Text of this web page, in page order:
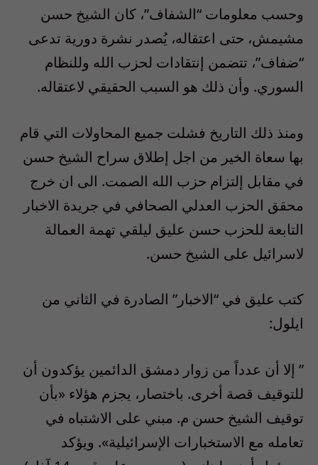
وحسب معلومات “الشفاف”، كان الشيخ حسن
مشيمش، حتى اعتقاله، يُصدر نشرة دورية تدعى
“ضفاف”، تتضمن إنتقادات لحزب الله وللنظام
السوري. وأن ذلك هو السبب الحقيقي لاعتقاله.
ومنذ ذلك التاريخ فشلت جميع المحاولات التي قام
بها سعاة الخير من اجل إطلاق سراح الشيخ حسن
في مقابل إلتزام حزب الله الصمت. الى ان خرج
محقق الحزب العدلي الصحافي في جريدة الاخبار
التابعة للحزب حسن عليق ليلقي تهمة العمالة
لاسرائيل على الشيخ حسن.
كتب عليق في “الاخبار” الصادرة في الثاني من
ايلول:
” إلا أن عدداً من زوار دمشق الدائمين يؤكدون أن
للتوقيف قصة أخرى. باختصار، يجزم هؤلاء «بأن
توقيف الشيخ حسن م. مبني على الاشتباه في
تعامله مع الاستخبارات الإسرائيلية». ويؤكد